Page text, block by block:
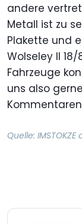
andere
Metall ist zu
Plakette und
Wolseley II
Fahrzeuge
uns also
Quelle: